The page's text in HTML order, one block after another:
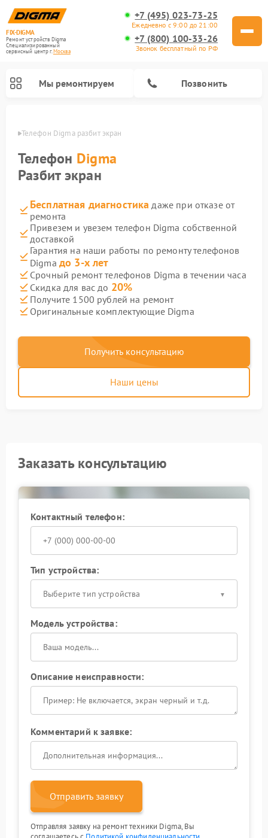
FIX-DIGMA
Ремонт устройств Digma
Специализированный
cервисный центр г.Москва
+7 (495) 023-73-25
Ежедневно с 9:00 до 21:00
+7 (800) 100-33-26
Звонок бесплатный по РФ
Мы ремонтируем Позвонить
Телефон Digma разбит экран
Телефон Digma
Разбит экран
Бесплатная диагностика даже при отказе от
ремонта
Привезем и увезем телефон Digma собственной
доставкой
Гарантия на наши работы по ремонту телефонов
Digma до 3-х лет
Срочный ремонт телефонов Digma в течении часа
Скидка для вас до 20%
Получите 1500 рублей на ремонт
Оригинальные комплектующие Digma
Получить консультацию
Наши цены
Заказать консультацию
Контактный телефон:
Тип устройства:
Выберите тип устройства
Модель устройства:
Описание неисправности:
Комментарий к заявке:
Отправить заявку
Отправляя заявку на ремонт техники Digma, Вы